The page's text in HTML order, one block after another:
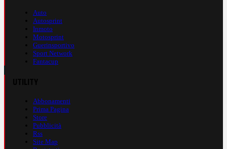
Auto
Autosprint
Inmoto
Motosprint
Guerinsportivo
Sport Network
Fantacup
Abbonamenti
Prima Pagina
Store
Pubblicità
Rss
Site Map